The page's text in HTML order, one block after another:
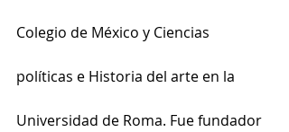
Colegio de México y Ciencias
políticas e Historia del arte en la
Universidad de Roma. Fue fundador